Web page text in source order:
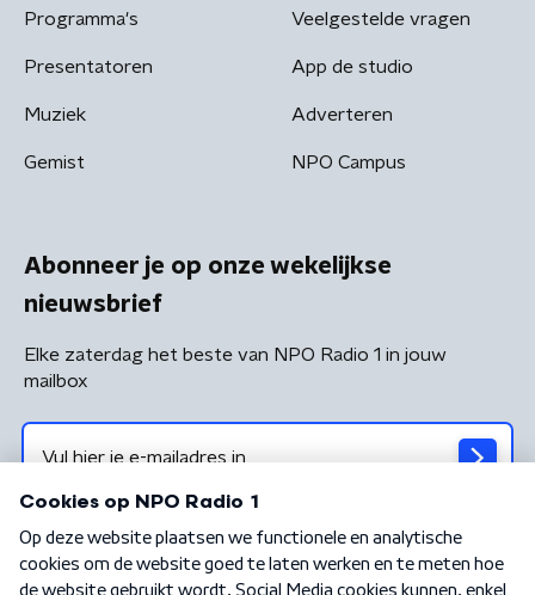
Programma's
Presentatoren
Muziek
Gemist
Veelgestelde vragen
App de studio
Adverteren
NPO Campus
Abonneer je op onze wekelijkse
nieuwsbrief
Elke zaterdag het beste van NPO Radio 1 in jouw
mailbox